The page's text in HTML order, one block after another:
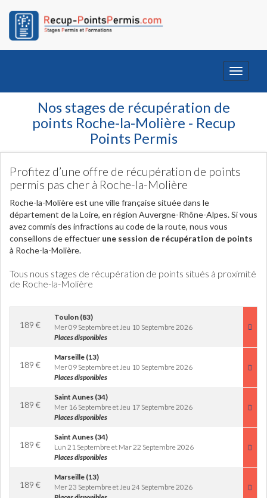
Toggle
Nos stages de récupération de
points Roche-la-Molière - Recup
Points Permis
Profitez d’une offre de récupération de points
permis pas cher à Roche-la-Molière
Roche-la-Molière est une ville française située dans le
département de la Loire, en région Auvergne-Rhône-Alpes. Si vous
avez commis des infractions au code de la route, nous vous
conseillons de effectuer une session de récupération de points
à Roche-la-Molière.
Tous nous stages de récupération de points situés à proximité
de Roche-la-Molière
189 €
Toulon (83)
Mer 09 Septembre et Jeu 10 Septembre 2026
Places disponibles
189 €
Marseille (13)
Mer 09 Septembre et Jeu 10 Septembre 2026
Places disponibles
189 €
Saint Aunes (34)
Mer 16 Septembre et Jeu 17 Septembre 2026
Places disponibles
189 €
Saint Aunes (34)
Lun 21 Septembre et Mar 22 Septembre 2026
Places disponibles
189 €
Marseille (13)
Mer 23 Septembre et Jeu 24 Septembre 2026